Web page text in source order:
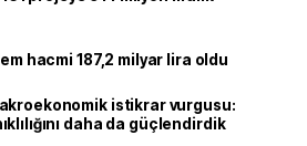
hacmi 187,2 milyar lira oldu
istikrar vurgusu:
daha da güçlendirdik